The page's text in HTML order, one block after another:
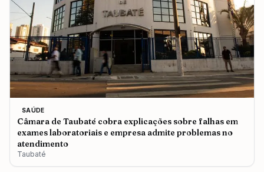
SAÚDE
Câmara de Taubaté cobra explicações sobre falhas em
exames laboratoriais e empresa admite problemas no
atendimento
Taubaté